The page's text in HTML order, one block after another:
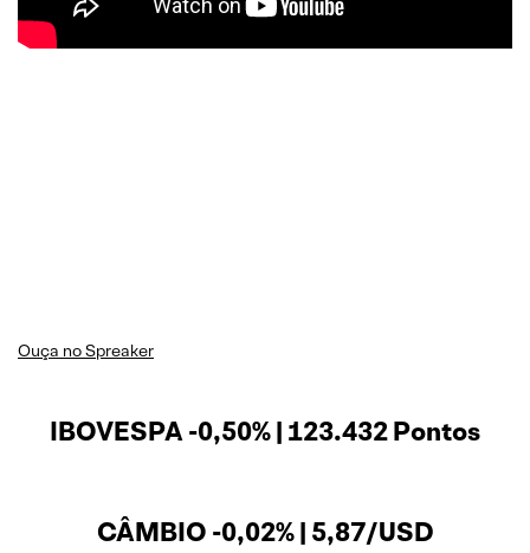
Ouça no Spreaker
IBOVESPA -0,50% | 123.432 Pontos
CÂMBIO -0,02% | 5,87/USD